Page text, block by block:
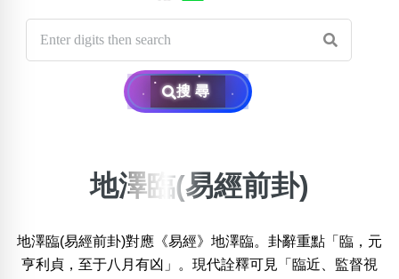
搜尋
位置:
一 二 三 四 五 七 八
地澤臨(易經前卦)
地澤臨(易經前卦)對應《易經》地澤臨。卦辭重點「臨，元
亨利貞，至于八月有凶」。現代詮釋可見「臨近、監督視